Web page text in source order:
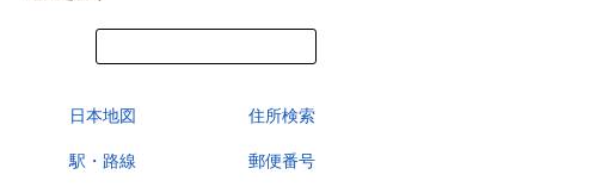
日本地図 住所検索
駅・路線 郵便番号